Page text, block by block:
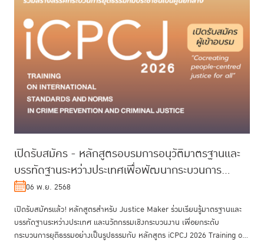
เปิดรับสมัคร - หลักสูตรอบรมการอนุวัติมาตรฐานและ
บรรทัดฐานระหว่างประเทศเพื่อพัฒนากระบวนการ
ยุติธรรม รุ่นที่ 3
06 พ.ย. 2568
เปิดรับสมัครแล้ว! หลักสูตรสำหรับ Justice Maker ร่วมเรียนรู้มาตรฐานและ
บรรทัดฐานระหว่างประเทศ และนวัตกรรมเชิงกระบวนงาน เพื่อยกระดับ
กระบวนการยุติธรรมอย่างเป็นรูปธรรมกับ หลักสูตร iCPCJ 2026 Training on